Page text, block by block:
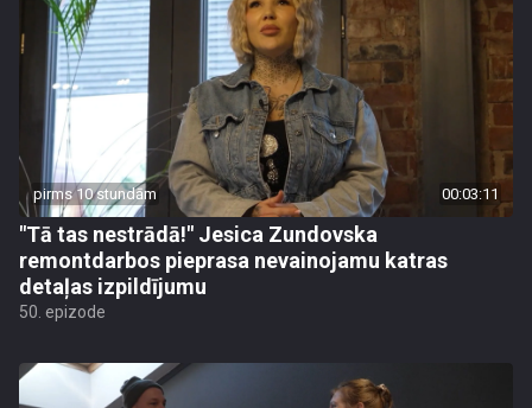
pirms 10 stundām 00:03:11
"Tā tas nestrādā!" Jesica Zundovska
remontdarbos pieprasa nevainojamu katras
detaļas izpildījumu
50. epizode